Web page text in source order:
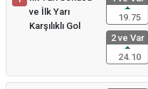
ve İlk Yarı
Karşılıklı Gol
19.75
2 ve Var
24.10